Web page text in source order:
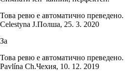
Това ревю е автоматично преведено.
Celestyna J.Полша, 25. 3. 2020
За
Това ревю е автоматично преведено.
Pavlína Ch.Чехия, 10. 12. 2019